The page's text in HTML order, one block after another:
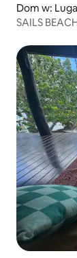
Dom w:
SAILS BEACH